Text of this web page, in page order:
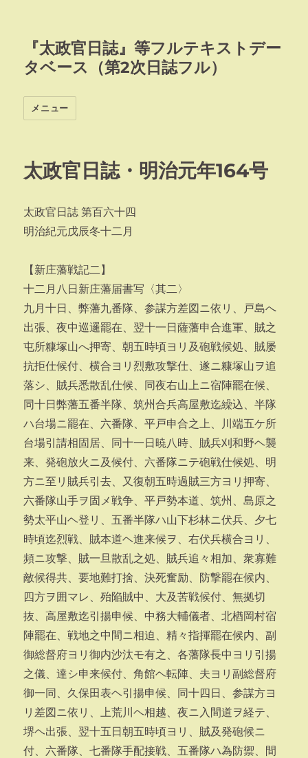
『太政官日誌』等フルテキストデー
タベース（第2次日誌フル）
メニュー
太政官日誌・明治元年164号
太政官日誌 第百六十四
明治紀元戊辰冬十二月
【新庄藩戦記二】
十二月八日新庄藩届書写〈其二〉
九月十日、弊藩九番隊、参謀方差図ニ依リ、戸島へ
出張、夜中巡邏罷在、翌十一日薩藩申合進軍、賊之
屯所糠塚山へ押寄、朝五時頃ヨリ及砲戦候処、賊屡
抗拒仕候付、横合ヨリ烈敷攻撃仕、遂ニ糠塚山ヲ追
落シ、賊兵悉散乱仕候、同夜右山上ニ宿陣罷在候、
同十日弊藩五番半隊、筑州合兵高屋敷迄繰込、半隊
ハ台場ニ罷在、六番隊、平戸申合之上、川端五ケ所
台場引請相固居、同十一日暁八時、賊兵刈和野ヘ襲
来、発砲放火ニ及候付、六番隊ニテ砲戦仕候処、明
方ニ至リ賊兵引去、又復朝五時過賊三方ヨリ押寄、
六番隊山手ヲ固メ戦争、平戸勢本道、筑州、島原之
勢太平山ヘ登リ、五番半隊ハ山下杉林ニ伏兵、夕七
時頃迄烈戦、賊本道ヘ進来候ヲ、右伏兵横合ヨリ、
頻ニ攻撃、賊一旦散乱之処、賊兵追々相加、衆寡難
敵候得共、要地難打捨、決死奮励、防撃罷在候内、
四方ヲ囲マレ、殆陥賊中、大及苦戦候付、無拠切
抜、高屋敷迄引揚申候、中務大輔儀者、北楢岡村宿
陣罷在、戦地之中間ニ相迫、精々指揮罷在候内、副
御総督府ヨリ御内沙汰モ有之、各藩隊長中ヨリ引揚
之儀、達シ申来候付、角館ヘ転陣、夫ヨリ副総督府
御一同、久保田表ヘ引揚申候、同十四日、参謀方ヨ
リ差図ニ依リ、上荒川ヘ相越、夜ニ入間道ヲ経テ、
堺ヘ出張、翌十五日朝五時頃ヨリ、賊及発砲候ニ
付、六番隊、七番隊手配接戦、五番隊ハ為防禦、間